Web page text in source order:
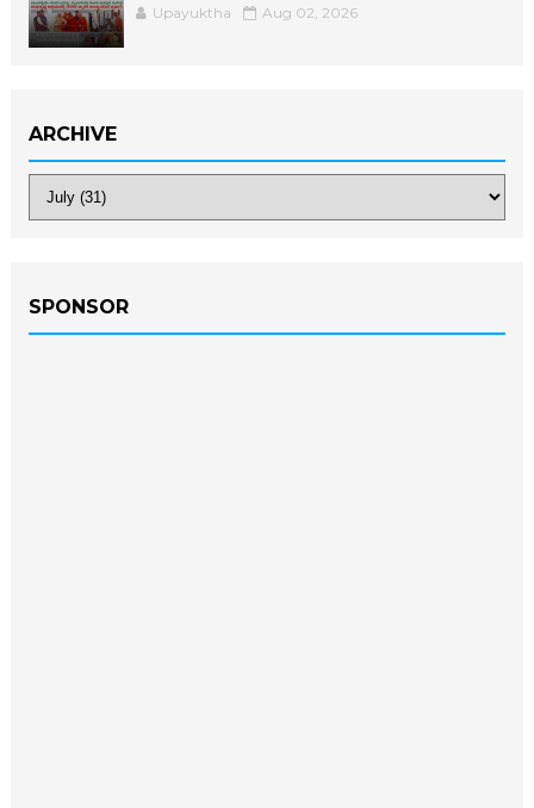
Upayuktha Aug 02, 2026
ARCHIVE
SPONSOR